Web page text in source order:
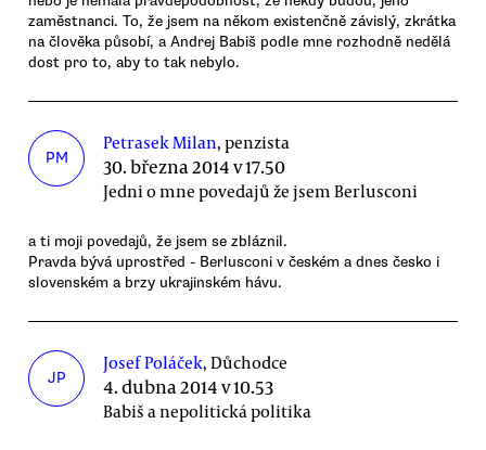
zaměstnanci. To, že jsem na někom existenčně závislý, zkrátka
na člověka působí, a Andrej Babiš podle mne rozhodně nedělá
dost pro to, aby to tak nebylo.
PM
Petrasek Milan, penzista
30. března 2014 v 17.50
Jedni o mne povedajů že jsem Berlusconi
a ti moji povedajů, že jsem se zbláznil.
Pravda bývá uprostřed - Berlusconi v českém a dnes česko i
slovenském a brzy ukrajinském hávu.
JP
Josef Poláček, Důchodce
4. dubna 2014 v 10.53
Babiš a nepolitická politika